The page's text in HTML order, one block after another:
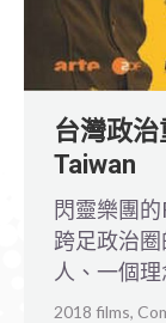
台灣政
Taiwan
閃靈樂團
跨足政治
人、一個理
2018 films,